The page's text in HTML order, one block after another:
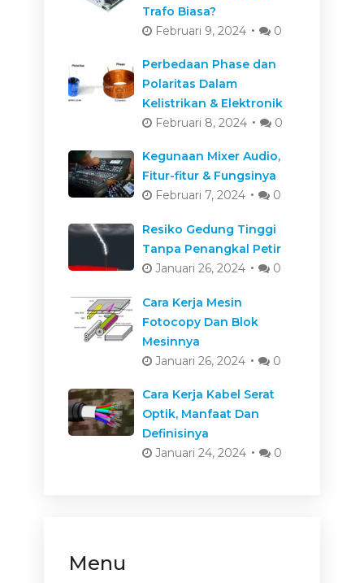
Trafo Biasa?
Februari 9, 2024
0
Perbedaan Phase dan
Polaritas Dalam
Kelistrikan & Elektronik
Februari 8, 2024
0
Kegunaan Mixer Audio,
Fitur-fitur & Fungsinya
Februari 7, 2024
0
Resiko Gedung Tinggi
Tanpa Penangkal Petir
Januari 26, 2024
0
Cara Kerja Mesin
Fotocopy Dan Blok
Mesinnya
Januari 26, 2024
0
Cara Kerja Kabel Serat
Optik, Manfaat Dan
Definisinya
Januari 24, 2024
0
Menu